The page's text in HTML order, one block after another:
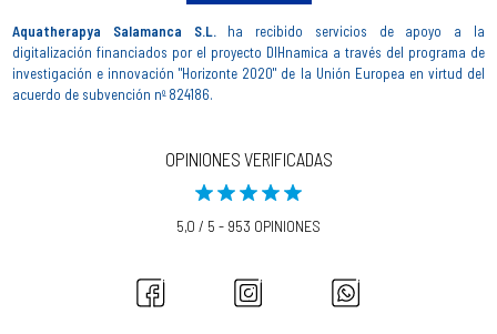
Aquatherapya Salamanca S.L. ha recibido servicios de apoyo a la
digitalización financiados por el proyecto DIHnamica a través del programa de
investigación e innovación "Horizonte 2020" de la Unión Europea en virtud del
acuerdo de subvención nº 824186.
OPINIONES VERIFICADAS
5,0 / 5 - 953 OPINIONES